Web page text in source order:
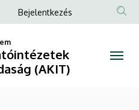
Anonim
fiók
menüje
Bejelentkezés
(AKIT)